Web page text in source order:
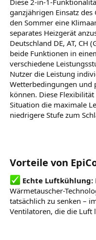
ganzjährigen Einsatz
den Sommer eine
separates Heizgerät
Deutschland DE, AT, CH
beide Funktionen in
verschiedene
Nutzer die Leistung
Wetterbedingungen und
können. Diese
Situation die maximale
niedrigere Stufe zum
Vorteile von
Echte Luftkühlung:
Wärmetauscher-
tatsächlich zu senken –
Ventilatoren, die die Luft